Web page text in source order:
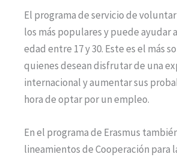
El programa de servicio de
los más populares y puede ayudar
edad entre 17 y 30. Este es el más
quienes desean disfrutar de una
internacional y aumentar sus
hora de optar por un empleo.
En el programa de Erasmus
lineamientos de Cooperación para